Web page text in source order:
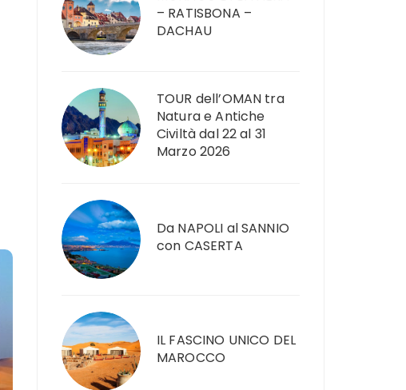
– RATISBONA –
DACHAU
TOUR dell’OMAN tra
Natura e Antiche
Civiltà dal 22 al 31
Marzo 2026
Da NAPOLI al SANNIO
con CASERTA
IL FASCINO UNICO DEL
MAROCCO